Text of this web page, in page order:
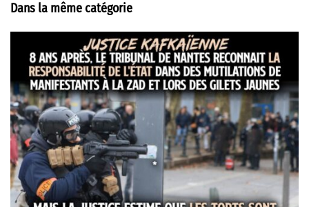
Dans la même catégorie